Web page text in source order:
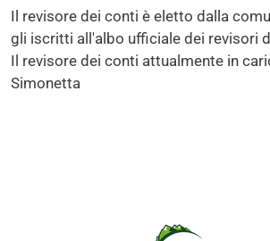
Il revisore dei conti è eletto dalla
gli iscritti all'albo ufficiale dei revisori
Il revisore dei conti attualmente in
Simonetta